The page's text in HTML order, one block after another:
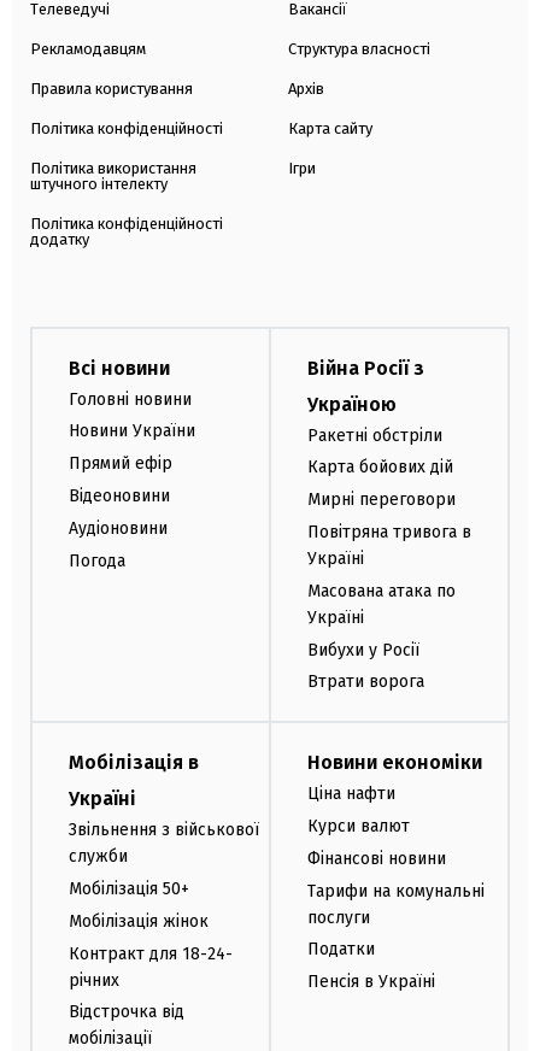
Телеведучі
Рекламодавцям
Правила користування
Політика конфіденційності
Політика використання
штучного інтелекту
Політика конфіденційності
додатку
Вакансії
Структура власності
Архів
Карта сайту
Ігри
Всі новини
Головні новини
Новини України
Прямий ефір
Відеоновини
Аудіоновини
Погода
Війна Росії з
Україною
Ракетні обстріли
Карта бойових дій
Мирні переговори
Повітряна тривога в
Україні
Масована атака по
Україні
Вибухи у Росії
Втрати ворога
Мобілізація в
Україні
Звільнення з військової
служби
Мобілізація 50+
Мобілізація жінок
Контракт для 18-24-
річних
Відстрочка від
мобілізації
Новини економіки
Ціна нафти
Курси валют
Фінансові новини
Тарифи на комунальні
послуги
Податки
Пенсія в Україні